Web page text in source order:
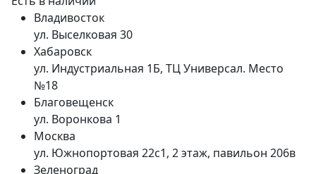
Владивосток
ул. Выселковая 30
Хабаровск
ул. Индустриальная 1Б, ТЦ Универсал. Место
№18
Благовещенск
ул. Воронкова 1
Москва
ул. Южнопортовая 22с1, 2 этаж, павильон 206в
Зеленоград